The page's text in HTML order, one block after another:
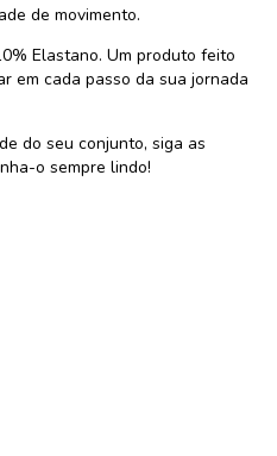
de movimento.
Elastano. Um produto feito
em cada passo da sua jornada
do seu conjunto, siga as
o sempre lindo!